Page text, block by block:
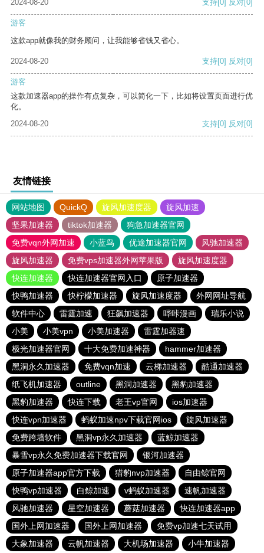
2024-08-20 支持[0] 反对[0]
游客
这款app就像我的财务顾问，让我能够省钱又省心。
2024-08-20 支持[0] 反对[0]
游客
这款加速器app的操作有点复杂，可以简化一下，比如将设置页面进行优
化。
2024-08-20
支持[0] 反对[0]
友情链接
网站地图 QuickQ 旋风加速度器
旋风加速
坚果加速器
tiktok加速器
狗急加速器官网
免费vqn外网加速
小蓝鸟 优途加速器官网
风驰加速器
旋风加速器
免费vps加速器外网苹果版
旋风加速度器
快连加速器
快连加速器官网入口
原子加速器
快鸭加速器
快柠檬加速器 旋风加速度器
外网网址导航
软件中心
雷霆加速 狂飙加速器 哔咔漫画
瑞乐小说
小美
小美vpn 小美加速器
雷霆加器速
极光加速器官网
十大免费加速神器
hammer加速器
黑洞永久加速器
免费vqn加速 云梯加速器
酷通加速器
纸飞机加速器
outline 黑洞加速器
黑豹加速器
黑豹加速器
快连下载 老王vp官网
ios加速器
快连vρn加速器
蚂蚁加速npv下载官网ios
旋风加速器
免费跨墙软件
黑洞vp永久加速器
蓝鲸加速器
暴雪vp永久免费加速器下载官网
银河加速器
原子加速器app官方下载
猎豹nvp加速器
自由鲸官网
快鸭vp加速器
白鲸加速 v蚂蚁加速器
速帆加速器
风驰加速器
星空加速器 蘑菇加速器
快连加速器app
国外上网加速器
国外上网加速器
免费vp加速七天试用
大象加速器
云帆加速器 大机场加速器 小牛加速器